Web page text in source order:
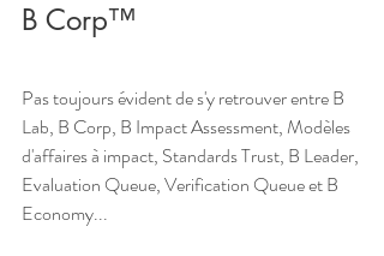
B Corp™
Pas toujours évident de s'y retrouver entre B
Lab, B Corp, B Impact Assessment, Modèles
d'affaires à impact, Standards Trust, B Leader,
Evaluation Queue, Verification Queue et B
Economy...